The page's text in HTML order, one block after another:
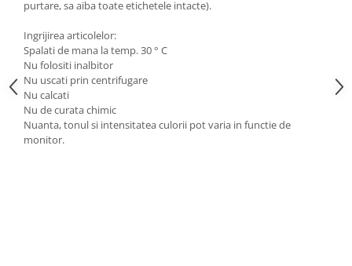
purtare, sa aiba toate etichetele intacte).
Ingrijirea articolelor:
Spalati de mana la temp. 30 ° C
Nu folositi inalbitor
Nu uscati prin centrifugare
Nu calcati
Nu de curata chimic
Nuanta, tonul si intensitatea culorii pot varia in functie de
monitor.